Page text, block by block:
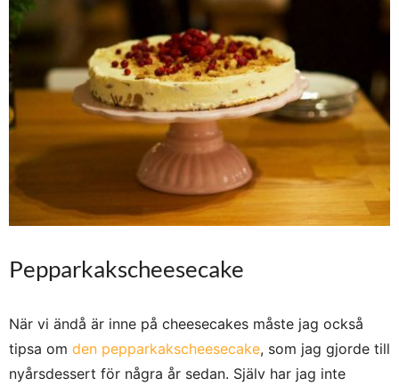
Pepparkakscheesecake
När vi ändå är inne på cheesecakes måste jag också
tipsa om den pepparkakscheesecake, som jag gjorde till
nyårsdessert för några år sedan. Själv har jag inte